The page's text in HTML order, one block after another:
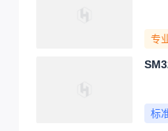
专
标